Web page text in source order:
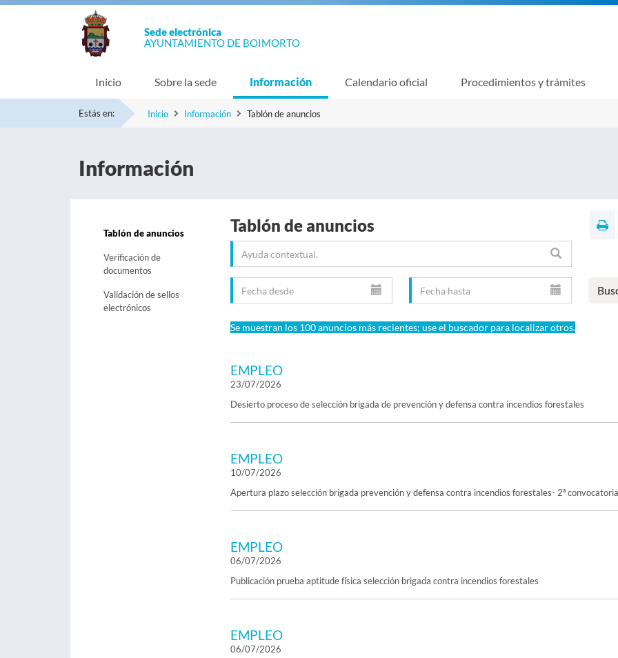
Sede electrónica
AYUNTAMIENTO DE BOIMORTO
Inicio Sobre la sede Información Calendario oficial Procedimientos y trámites
Estás en: Inicio Información Tablón de anuncios
Información
Tablón de anuncios
Verificación de
documentos
Validación de sellos
electrónicos
Tablón de anuncios
Se muestran los 100 anuncios más recientes; use el buscador para localizar otros.
EMPLEO
23/07/2026
Desierto proceso de selección brigada de prevención y defensa contra incendios forestales
EMPLEO
10/07/2026
Apertura plazo selección brigada prevención y defensa contra incendios forestales- 2ª convocatoria
EMPLEO
06/07/2026
Publicación prueba aptitude física selección brigada contra incendios forestales
EMPLEO
06/07/2026